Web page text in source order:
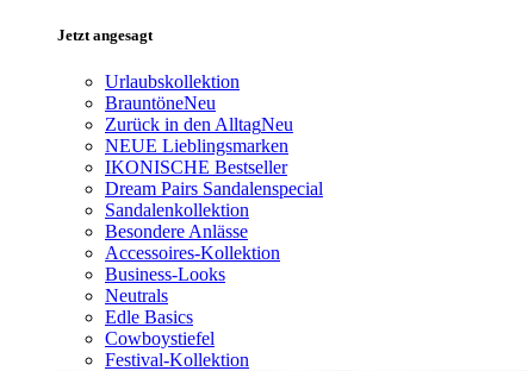
Jetzt angesagt
Urlaubskollektion
BrauntöneNeu
Zurück in den AlltagNeu
NEUE Lieblingsmarken
IKONISCHE Bestseller
Dream Pairs Sandalenspecial
Sandalenkollektion
Besondere Anlässe
Accessoires-Kollektion
Business-Looks
Neutrals
Edle Basics
Cowboystiefel
Festival-Kollektion